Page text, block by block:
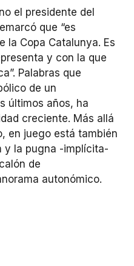
el presidente del
que “es
la Copa Catalunya. Es
y con la que
Palabras que
de un
últimos años, ha
creciente. Más allá
en juego está también
y la pugna -implícita-
de
autonómico.